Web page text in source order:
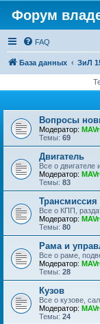
Форум
FAQ
База данных ЗиЛ
Вопросы
Модератор:
Темы: 69
Двигатель
Все о двигателе
Модератор:
Темы: 83
Трансмиссия
Все о КПП,
Модератор:
Темы: 80
Рама и
Все о раме,
Модератор:
Темы: 28
Кузов
Все о кузове,
Модератор:
Темы: 24